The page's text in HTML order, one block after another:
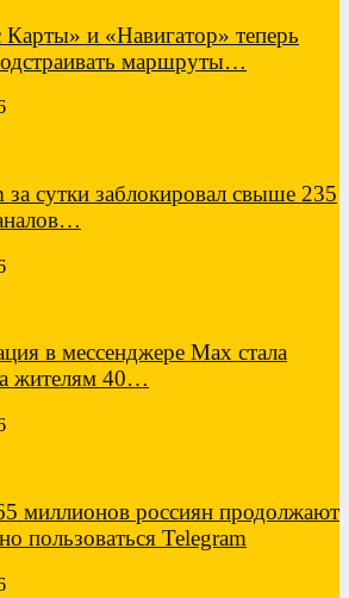
Карты» и «Навигатор» теперь
маршруты…
за сутки заблокировал свыше 235
в мессенджере Max стала
жителям 40…
миллионов россиян продолжают
пользоваться Telegram